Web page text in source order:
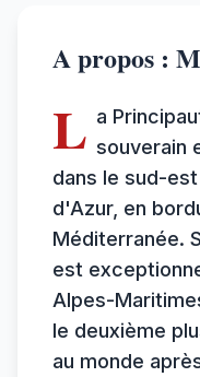
A propos :
L a
souverain
dans le sud-
d'Azur, en
Méditerranée.
est
Alpes-
le deuxième
au monde